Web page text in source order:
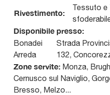
Rivestimento:
Tessuto e
Disponibile presso:
Bonadei
Arreda
Strada
132,
Zone servite: Monza,
Cernusco sul Naviglio,
Bresso, Melzo...